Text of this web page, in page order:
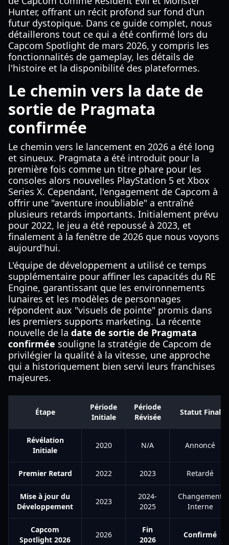
Hunter, offrant un récit profond sur fond d'un
futur dystopique. Dans ce guide complet, nous
détaillerons tout ce qui a été confirmé lors du
Capcom Spotlight de mars 2026, y compris les
fonctionnalités de gameplay, les détails de
l'histoire et la disponibilité des plateformes.
Le chemin vers la date de
sortie de Pragmata
confirmée
Le chemin vers le lancement en 2026 a été long
et sinueux. Pragmata a été introduit pour la
première fois comme un titre phare pour les
consoles alors nouvelles PlayStation 5 et Xbox
Series X. Cependant, l'engagement de Capcom à
offrir une "aventure inoubliable" a entraîné
plusieurs retards importants. Initialement prévu
pour 2022, le jeu a été repoussé à 2023, et
finalement à la fenêtre de 2026 que nous voyons
aujourd'hui.
L'équipe de développement a utilisé ce temps
supplémentaire pour affiner les capacités du RE
Engine, garantissant que les environnements
lunaires et les modèles de personnages
répondent aux "visuels de pointe" promis dans
les premiers supports marketing. La récente
nouvelle de la date de sortie de Pragmata
confirmée souligne la stratégie de Capcom de
privilégier la qualité à la vitesse, une approche
qui a historiquement bien servi leurs franchises
majeures.
Étape
Période
Initiale
Période
Révisée
Statut Final
Révélation
Initiale
2020 N/A Annoncé
Premier Retard 2022 2023 Retardé
Mise à jour du
Développement
2023
2024-
2025
Changement
Interne
Capcom
Spotlight 2026
2026
Fin
2026
Confirmé